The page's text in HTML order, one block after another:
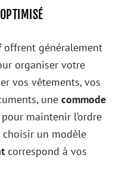
offrent généralement
organiser votre
vos vêtements, vos
une commode
maintenir l’ordre
choisir un modèle
correspond à vos